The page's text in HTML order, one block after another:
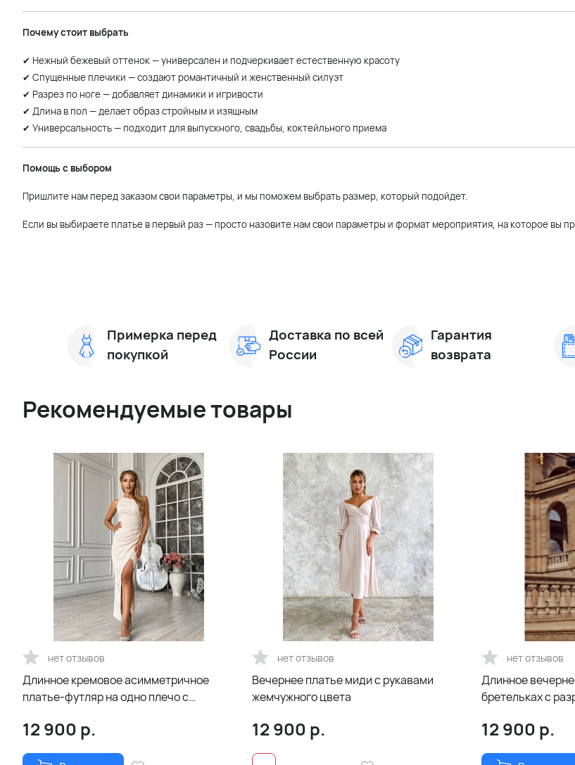
Почему стоит выбрать
✔ Нежный бежевый оттенок — универсален и подчеркивает естественную красоту
✔ Спущенные плечики — создают романтичный и женственный силуэт
✔ Разрез по ноге — добавляет динамики и игривости
✔ Длина в пол — делает образ стройным и изящным
✔ Универсальность — подходит для выпускного, свадьбы, коктейльного приема
Помощь с выбором
Пришлите нам перед заказом свои параметры, и мы поможем выбрать размер, который подойдет.
Если вы выбираете платье в первый раз — просто назовите нам свои параметры и формат мероприятия, на которое вы
Примерка перед
покупкой
Доставка по всей
России
Гарантия
возврата
Рекомендуемые товары
нет отзывов
Длинное кремовое асимметричное
платье-футляр на одно плечо с
12 900 р.
нет отзывов
Вечернее платье миди с рукавами
жемчужного цвета
12 900 р.
нет отзывов
Длинное
бретельках с
12 900 р.